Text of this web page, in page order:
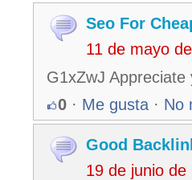
Seo For
11 de mayo
G1xZwJ
0 · Me gusta · No
Good
19 de junio